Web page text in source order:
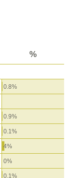
%
0.8%
0.9%
0.1%
4%
0%
0.1%